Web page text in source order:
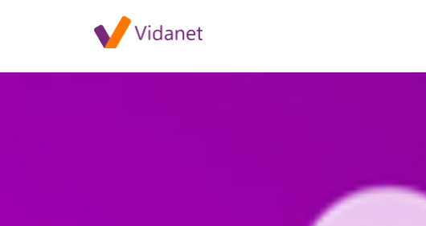
Szolgáltatáskiesés Halásziban